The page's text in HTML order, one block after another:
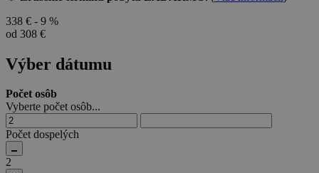
338 € - 9 %
od 308 €
Výber dátumu
Počet osôb
Vyberte počet osôb...
Počet dospelých
2